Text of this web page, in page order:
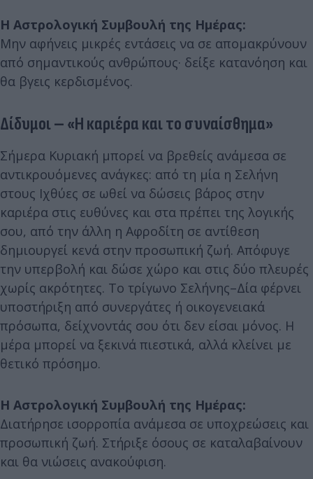
Η Αστρολογική Συμβουλή της Ημέρας:
Μην αφήνεις μικρές εντάσεις να σε απομακρύνουν
από σημαντικούς ανθρώπους· δείξε κατανόηση και
θα βγεις κερδισμένος.
Δίδυμοι – «Η καριέρα και το συναίσθημα»
Σήμερα Κυριακή μπορεί να βρεθείς ανάμεσα σε
αντικρουόμενες ανάγκες: από τη μία η Σελήνη
στους Ιχθύες σε ωθεί να δώσεις βάρος στην
καριέρα στις ευθύνες και στα πρέπει της λογικής
σου, από την άλλη η Αφροδίτη σε αντίθεση
δημιουργεί κενά στην προσωπική ζωή. Απόφυγε
την υπερβολή και δώσε χώρο και στις δύο πλευρές
χωρίς ακρότητες. Το τρίγωνο Σελήνης–Δία φέρνει
υποστήριξη από συνεργάτες ή οικογενειακά
πρόσωπα, δείχνοντάς σου ότι δεν είσαι μόνος. Η
μέρα μπορεί να ξεκινά πιεστικά, αλλά κλείνει με
θετικό πρόσημο.
Η Αστρολογική Συμβουλή της Ημέρας:
Διατήρησε ισορροπία ανάμεσα σε υποχρεώσεις και
προσωπική ζωή. Στήριξε όσους σε καταλαβαίνουν
και θα νιώσεις ανακούφιση.